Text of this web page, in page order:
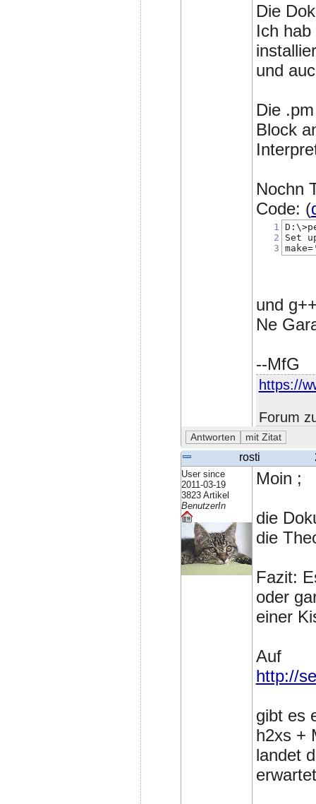
Die
Ich
und
Die
Block
Nochn
Code: (
1
2
3
Set
und
Ne
--MfG
https://
Forum
rosti
User since
2011-03-19
3823 Artikel
BenutzerIn
Moin ;
die
die
Fazit:
oder
einer
Auf
http://
gibt es
h2xs +
landet